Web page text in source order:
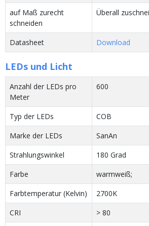
auf Maß zurecht
schneiden
Überall
Datasheet Download
LEDs und Licht
Anzahl der LEDs pro
Meter
600
Typ der LEDs
COB
Marke der LEDs
SanAn
Strahlungswinkel
180 Grad
Farbe
warmweiß;
Farbtemperatur (Kelvin)
2700K
CRI
> 80